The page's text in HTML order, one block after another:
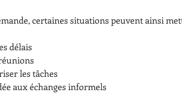
certaines situations peuvent ainsi
délais
les tâches
aux échanges informels